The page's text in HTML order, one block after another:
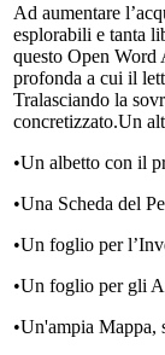
Ad aumentare
esplorabili e tanta
questo Open Word
profonda a cui il
Tralasciando la
concretizzato.Un
•Un albetto con il
•Una Scheda del
•Un foglio per
•Un foglio per gli
•Un'ampia Mappa,